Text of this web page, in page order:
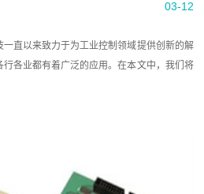
03-12
直以来致力于为工业控制领域提供创新的解
各业都有着广泛的应用。在本文中，我们将